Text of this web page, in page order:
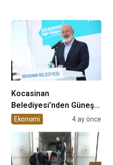
Kocasinan
Belediyesi’nden Güneş
Enerjisi Hamlesi
Ekonomi 4 ay önce